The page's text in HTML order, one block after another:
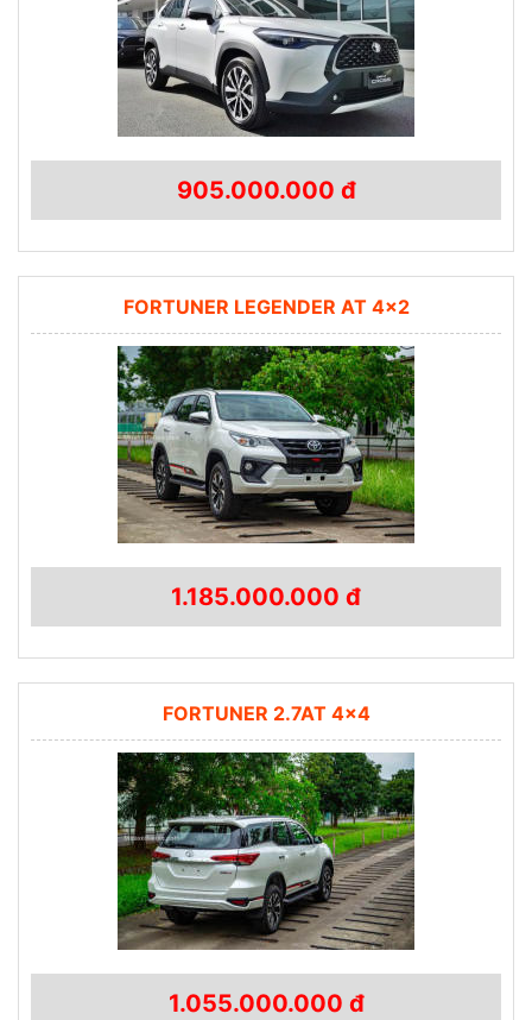
905.000.000 đ
FORTUNER LEGENDER AT 4×2
1.185.000.000 đ
FORTUNER 2.7AT 4×4
1.055.000.000 đ